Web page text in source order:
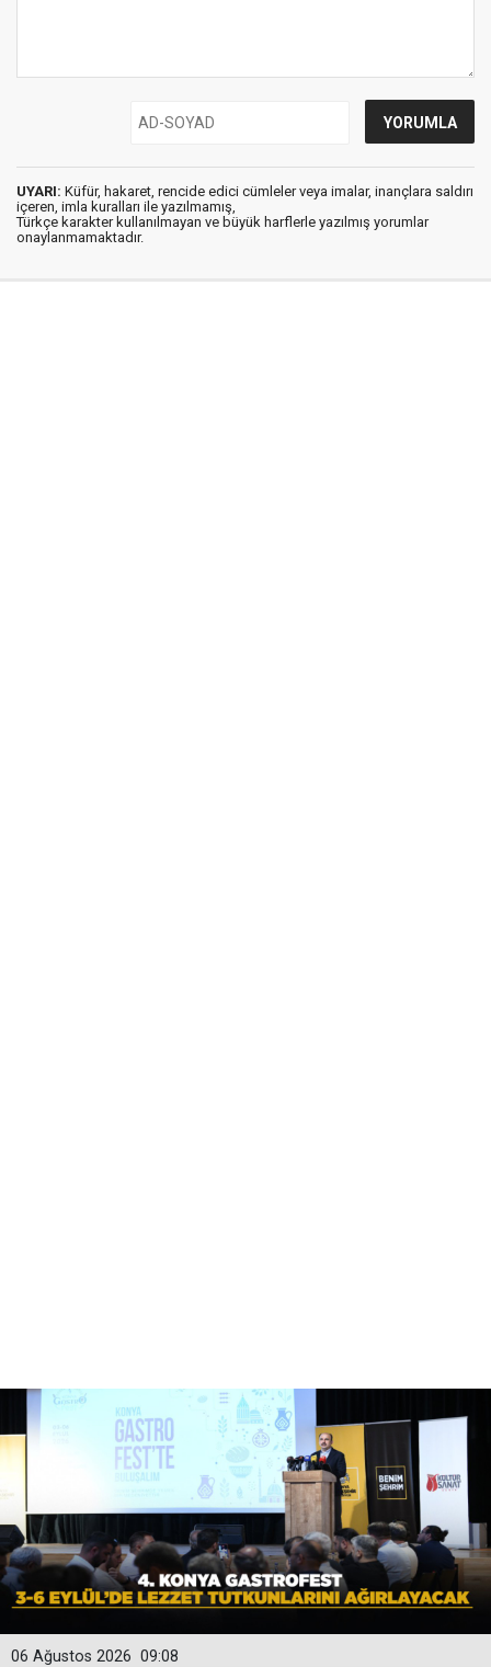
UYARI: Küfür, hakaret, rencide edici cümleler veya imalar, inançlara saldırı
içeren, imla kuralları ile yazılmamış,
Türkçe karakter kullanılmayan ve büyük harflerle yazılmış yorumlar
onaylanmamaktadır.
09:08
06 Ağustos 2026